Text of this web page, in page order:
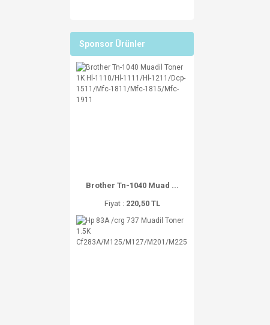
Sponsor Ürünler
Brother Tn-1040 Muad ...
Fiyat : 220,50 TL